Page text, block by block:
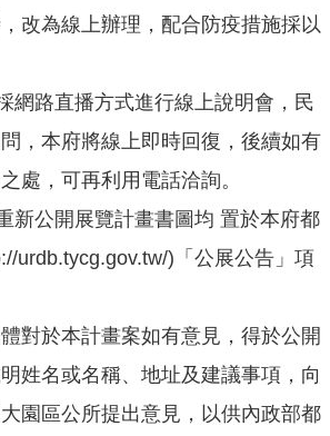
改為線上辦理，配合防疫措施採以
網路直播方式進行線上說明會，民
，本府將線上即時回復，後續如有
處，可再利用電話洽詢。
新公開展覽計畫書圖均 置於本府都
urdb.tycg.gov.tw/)「公展公告」項
對於本計畫案如有意見，得於公開
姓名或名稱、地址及建議事項，向
園區公所提出意見，以供內政部都